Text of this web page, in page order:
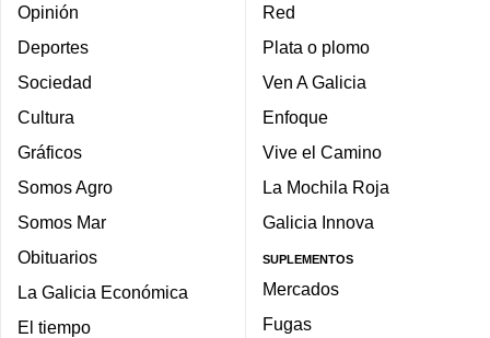
Opinión
Deportes
Sociedad
Cultura
Gráficos
Somos Agro
Somos Mar
Obituarios
La Galicia Económica
El tiempo
Red
Plata o plomo
Ven A Galicia
Enfoque
Vive el Camino
La Mochila Roja
Galicia Innova
SUPLEMENTOS
Mercados
Fugas